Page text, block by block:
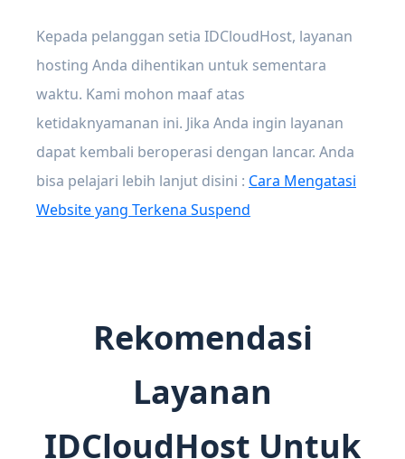
Kepada pelanggan setia IDCloudHost, layanan
hosting Anda dihentikan untuk sementara
waktu. Kami mohon maaf atas
ketidaknyamanan ini. Jika Anda ingin layanan
dapat kembali beroperasi dengan lancar. Anda
bisa pelajari lebih lanjut disini : Cara Mengatasi
Website yang Terkena Suspend
Rekomendasi
Layanan
IDCloudHost Untuk